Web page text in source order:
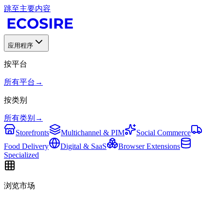
跳至主要内容
应用程序
按平台
所有平台 →
按类别
所有类别 →
Storefronts
Multichannel & PIM
Social Commerce
Food Delivery
Digital & SaaS
Browser Extensions
Specialized
浏览市场